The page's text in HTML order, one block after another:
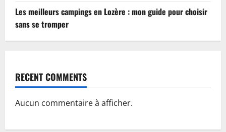
Les meilleurs campings en Lozère : mon guide pour choisir
sans se tromper
RECENT COMMENTS
Aucun commentaire à afficher.